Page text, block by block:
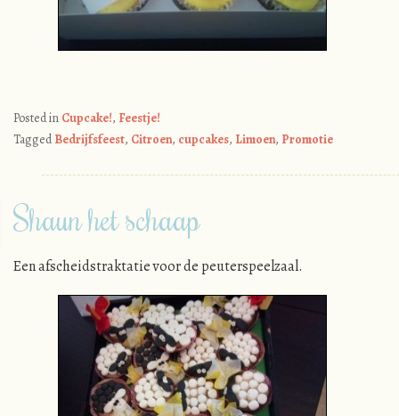
Posted in Cupcake!, Feestje!
TaggedBedrijfsfeest, Citroen, cupcakes, Limoen, Promotie
Shaun het schaap
Een afscheidstraktatie voor de peuterspeelzaal.